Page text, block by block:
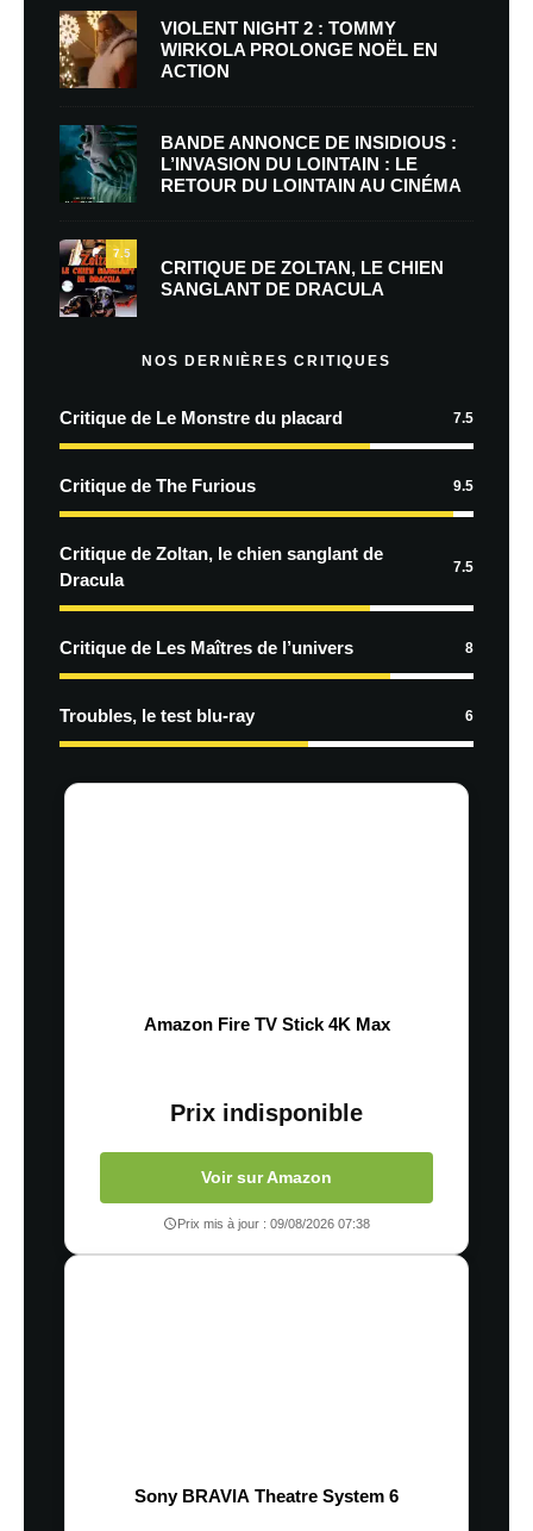
VIOLENT NIGHT 2 : TOMMY
WIRKOLA PROLONGE NOËL EN
ACTION
BANDE ANNONCE DE INSIDIOUS :
L’INVASION DU LOINTAIN : LE
RETOUR DU LOINTAIN AU CINÉMA
7.5
CRITIQUE DE ZOLTAN, LE CHIEN
SANGLANT DE DRACULA
NOS DERNIÈRES CRITIQUES
Critique de Le Monstre du placard 7.5
Critique de The Furious 9.5
Critique de Zoltan, le chien sanglant de
Dracula
7.5
Critique de Les Maîtres de l’univers 8
Troubles, le test blu-ray 6
Amazon Fire TV Stick 4K Max
Prix indisponible
Voir sur Amazon
Prix mis à jour : 09/08/2026 07:38
Sony BRAVIA Theatre System 6